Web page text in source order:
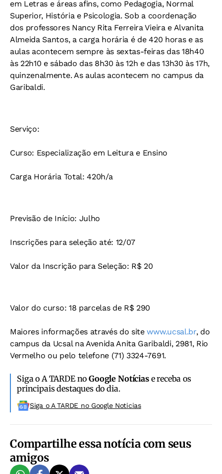
em Letras e áreas afins, como Pedagogia, Normal
Superior, História e Psicologia. Sob a coordenação
dos professores Nancy Rita Ferreira Vieira e Alvanita
Almeida Santos, a carga horária é de 420 horas e as
aulas acontecem sempre às sextas-feiras das 18h40
às 22h10 e sábado das 8h30 às 12h e das 13h30 às 17h,
quinzenalmente. As aulas acontecem no campus da
Garibaldi.
Serviço:
Curso: Especialização em Leitura e Ensino
Carga Horária Total: 420h/a
Previsão de Início: Julho
Inscrições para seleção até: 12/07
Valor da Inscrição para Seleção: R$ 20
Valor do curso: 18 parcelas de R$ 290
Maiores informações através do sitewww.ucsal.br, do
campus da Ucsal na Avenida Anita Garibaldi, 2981, Rio
Vermelho ou pelo telefone (71) 3324-7691.
Siga o A TARDE noGoogle Notíciase receba os
principais destaques do dia.
Siga o A TARDE no Google Noticias
Compartilhe essa notícia com seus
amigos